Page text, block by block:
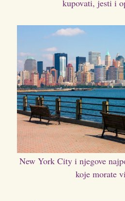
kupovati, jesti i
New York City i njegove
koje morate